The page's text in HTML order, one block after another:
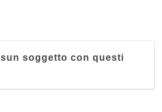
soggetto con questi